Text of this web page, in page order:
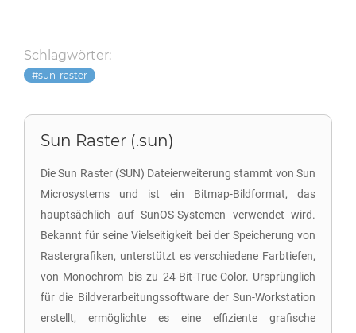
Schlagwörter:
sun-raster
Sun Raster (.sun)
Die Sun Raster (SUN) Dateierweiterung stammt von Sun
Microsystems und ist ein Bitmap-Bildformat, das
hauptsächlich auf SunOS-Systemen verwendet wird.
Bekannt für seine Vielseitigkeit bei der Speicherung von
Rastergrafiken, unterstützt es verschiedene Farbtiefen,
von Monochrom bis zu 24-Bit-True-Color. Ursprünglich
für die Bildverarbeitungssoftware der Sun-Workstation
erstellt, ermöglichte es eine effiziente grafische